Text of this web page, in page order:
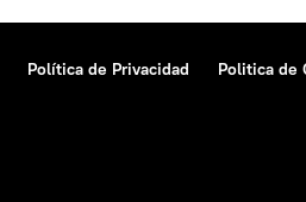
Política de Privacidad Politica de